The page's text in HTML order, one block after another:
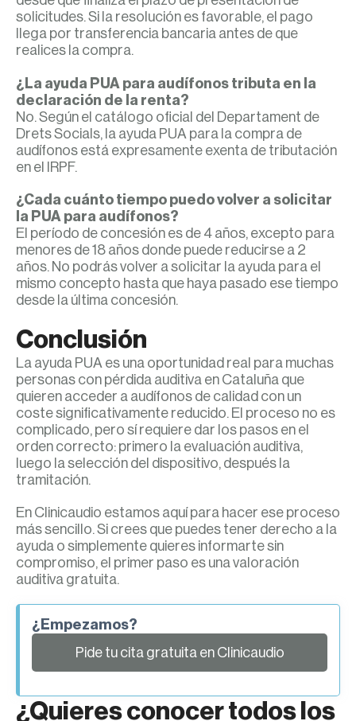
solicitudes. Si la resolución es favorable, el pago
llega por transferencia bancaria antes de que
realices la compra.
¿La ayuda PUA para audífonos tributa en la
declaración de la renta?
No. Según el catálogo oficial del Departament de
Drets Socials, la ayuda PUA para la compra de
audífonos está expresamente exenta de tributación
en el IRPF.
¿Cada cuánto tiempo puedo volver a solicitar
la PUA para audífonos?
El período de concesión es de 4 años, excepto para
menores de 18 años donde puede reducirse a 2
años. No podrás volver a solicitar la ayuda para el
mismo concepto hasta que haya pasado ese tiempo
desde la última concesión.
Conclusión
La ayuda PUA es una oportunidad real para muchas
personas con pérdida auditiva en Cataluña que
quieren acceder a audífonos de calidad con un
coste significativamente reducido. El proceso no es
complicado, pero sí requiere dar los pasos en el
orden correcto: primero la evaluación auditiva,
luego la selección del dispositivo, después la
tramitación.
En Clinicaudio estamos aquí para hacer ese proceso
más sencillo. Si crees que puedes tener derecho a la
ayuda o simplemente quieres informarte sin
compromiso, el primer paso es una valoración
auditiva gratuita.
¿Empezamos?
Pide tu cita gratuita en Clinicaudio
¿Quieres conocer todos los